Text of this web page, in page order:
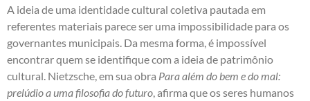
A ideia de uma identidade cultural coletiva pautada em
referentes materiais parece ser uma impossibilidade para os
governantes municipais. Da mesma forma, é impossível
encontrar quem se identifique com a ideia de patrimônio
cultural. Nietzsche, em sua obra Para além do bem e do mal:
prelúdio a uma filosofia do futuro, afirma que os seres humanos